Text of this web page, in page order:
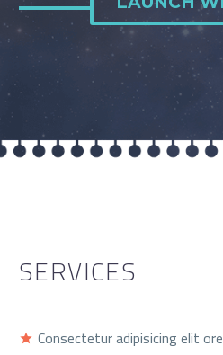
SERVICES
Consectetur adipisicing elit